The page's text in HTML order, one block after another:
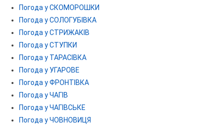
Погода у СКОМОРОШКИ
Погода у СОЛОГУБІВКА
Погода у СТРИЖАКІВ
Погода у СТУПКИ
Погода у ТАРАСІВКА
Погода у УГАРОВЕ
Погода у ФРОНТІВКА
Погода у ЧАГІВ
Погода у ЧАГІВСЬКЕ
Погода у ЧОВНОВИЦЯ